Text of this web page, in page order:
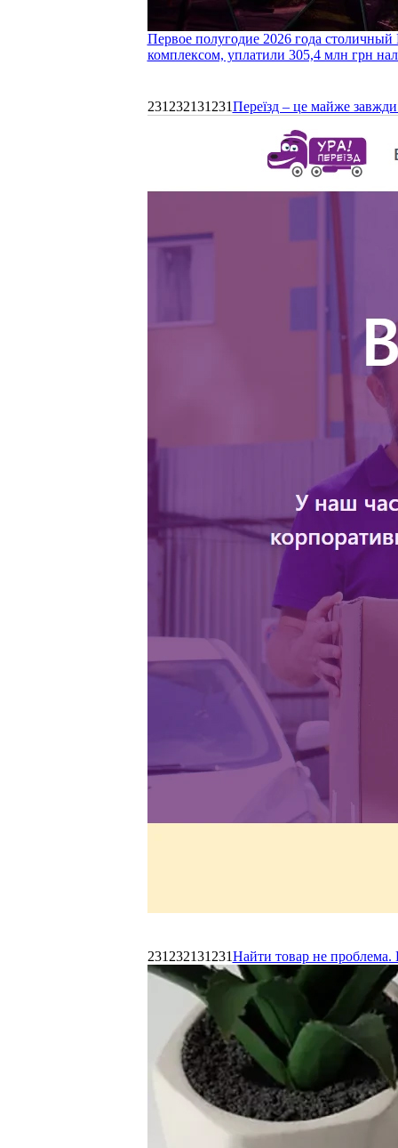
Первое полугодие 2026 года
комплексом, уплатили 305,4 млн грн
231232131231Переїзд – це майже
231232131231Найти товар не проблема.